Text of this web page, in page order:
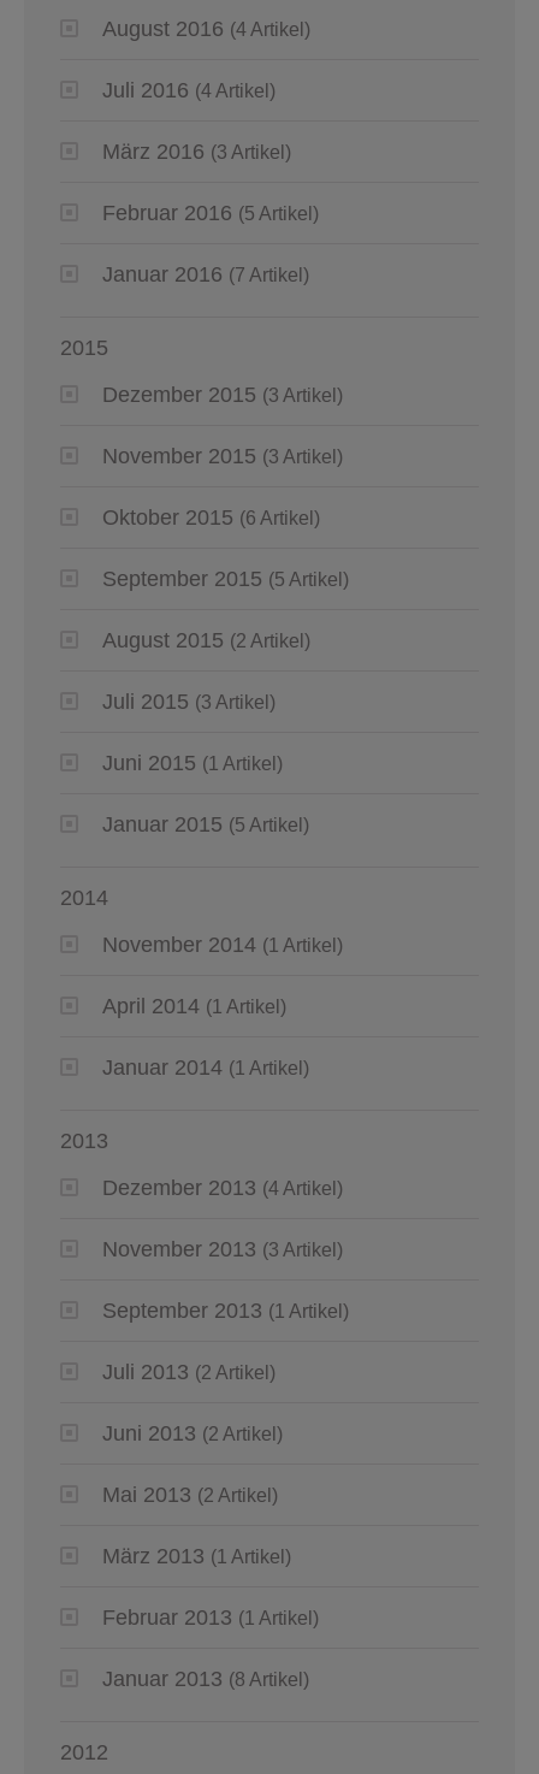
August 2016 (4 Artikel)
Juli 2016 (4 Artikel)
März 2016 (3 Artikel)
Februar 2016 (5 Artikel)
Januar 2016 (7 Artikel)
2015
Dezember 2015 (3 Artikel)
November 2015 (3 Artikel)
Oktober 2015 (6 Artikel)
September 2015 (5 Artikel)
August 2015 (2 Artikel)
Juli 2015 (3 Artikel)
Juni 2015 (1 Artikel)
Januar 2015 (5 Artikel)
2014
November 2014 (1 Artikel)
April 2014 (1 Artikel)
Januar 2014 (1 Artikel)
2013
Dezember 2013 (4 Artikel)
November 2013 (3 Artikel)
September 2013 (1 Artikel)
Juli 2013 (2 Artikel)
Juni 2013 (2 Artikel)
Mai 2013 (2 Artikel)
März 2013 (1 Artikel)
Februar 2013 (1 Artikel)
Januar 2013 (8 Artikel)
2012